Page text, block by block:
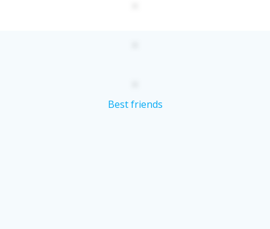
Best friends